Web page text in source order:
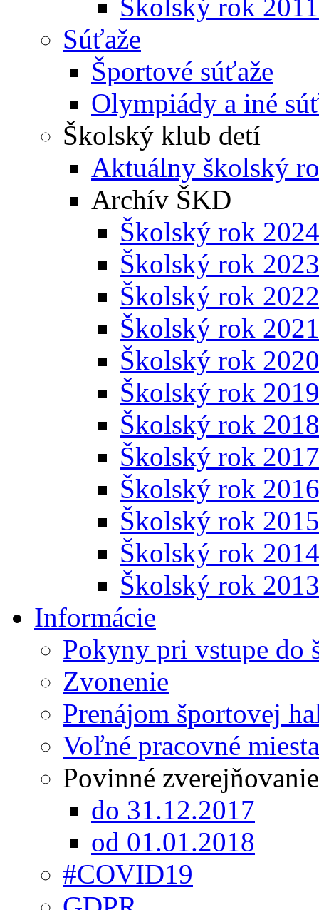
Školský rok
Súťaže
Športové súťaže
Olympiády a iné
Školský klub detí
Aktuálny školský
Archív ŠKD
Školský rok
Školský rok
Školský rok
Školský rok
Školský rok
Školský rok
Školský rok
Školský rok
Školský rok
Školský rok
Školský rok
Školský rok
Informácie
Pokyny pri vstupe do
Zvonenie
Prenájom športovej
Voľné pracovné miesta
Povinné zverejňovanie
do 31.12.2017
od 01.01.2018
#COVID19